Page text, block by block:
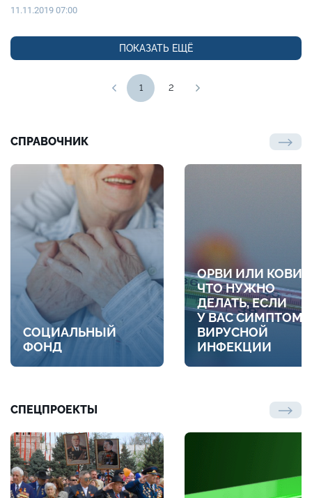
11.11.2019 07:00
ПОКАЗАТЬ ЕЩЁ
1 2
СПРАВОЧНИК
СОЦИАЛЬНЫЙ
ФОНД
ОРВИ ИЛИ
ЧТО НУЖНО
ДЕЛАТЬ, ЕСЛИ
У ВАС
ВИРУСНОЙ
ИНФЕКЦИИ
СПЕЦПРОЕКТЫ